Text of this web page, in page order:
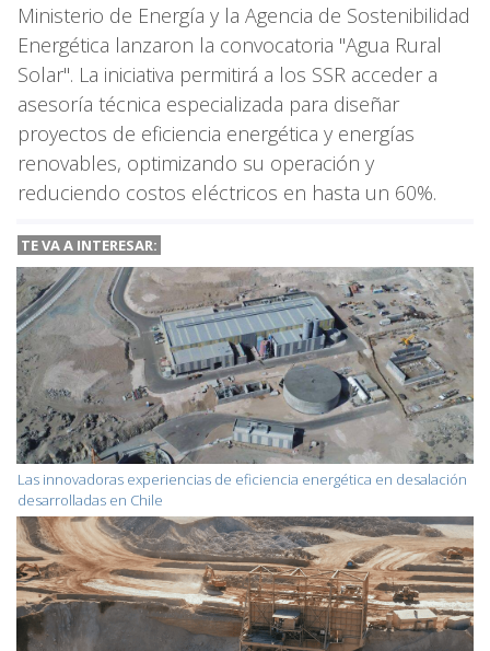
Ministerio de Energía y la Agencia de Sostenibilidad
Energética lanzaron la convocatoria "Agua Rural
Solar". La iniciativa permitirá a los SSR acceder a
asesoría técnica especializada para diseñar
proyectos de eficiencia energética y energías
renovables, optimizando su operación y
reduciendo costos eléctricos en hasta un 60%.
TE VA A INTERESAR:
Las innovadoras experiencias de eficiencia energética en desalación
desarrolladas en Chile